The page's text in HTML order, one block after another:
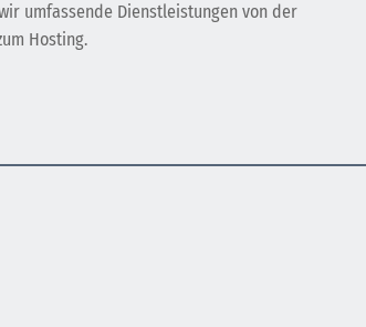
umfassende Dienstleistungen von der
Hosting.